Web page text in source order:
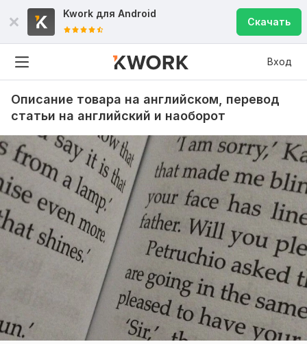
Kwork для Android
Скачать
Вход
Описание товара на английском, перевод
статьи на английский и наоборот